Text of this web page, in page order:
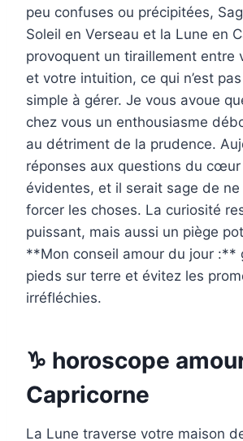
peu confuses ou précipitées,
Soleil en Verseau et la Lune en
provoquent un tiraillement entre
et votre intuition, ce qui n’est
simple à gérer. Je vous avoue
chez vous un enthousiasme
au détriment de la prudence.
réponses aux questions du
évidentes, et il serait sage de
forcer les choses. La curiosité
puissant, mais aussi un piège
**Mon conseil amour du jour :**
pieds sur terre et évitez les
irréfléchies.
♑ horoscope
Capricorne
La Lune traverse votre maison